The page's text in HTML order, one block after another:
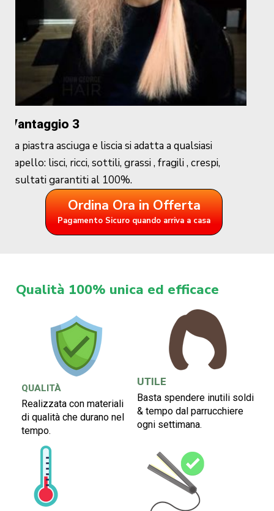
Vantaggio 3
La piastra asciuga e liscia si adatta a qualsiasi
capello: lisci, ricci, sottili, grassi , fragili , crespi,
risultati garantiti al 100%.
Ordina Ora in Offerta
Pagamento Sicuro quando arriva a casa
Qualità 100% unica ed efficace
QUALITÀ
Realizzata con materiali
di qualità che durano nel
tempo.
UTILE
Basta spendere inutili soldi
& tempo dal parrucchiere
ogni settimana.